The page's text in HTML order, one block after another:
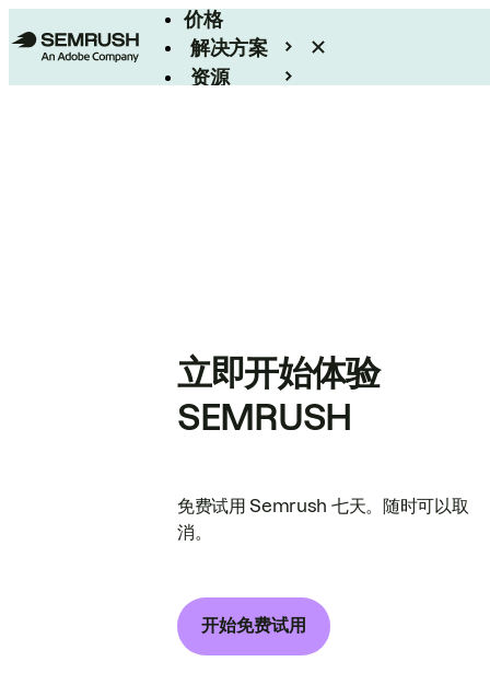
价格
解决方案
资源
立即开始体验
SEMRUSH
免费试用 Semrush 七天。随时可以取
消。
开始免费试用